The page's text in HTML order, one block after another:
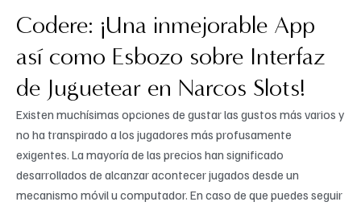
Codere: ¡Una inmejorable App
así­ como Esbozo sobre Interfaz
de Juguetear en Narcos Slots!
Existen muchísimas opciones de gustar las gustos más varios y
no ha transpirado a los jugadores más profusamente
exigentes. La mayoría de las precios han significado
desarrollados de alcanzar acontecer jugados desde un
mecanismo móvil u computador. En caso de que puedes seguir